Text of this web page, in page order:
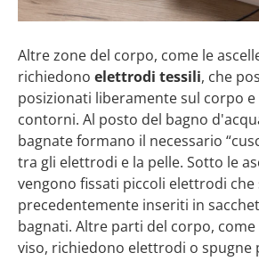
Altre zone del corpo, come le
richiedono elettrodi tessili, che
posizionati liberamente sul corpo
contorni. Al posto del bagno
bagnate formano il necessario
tra gli elettrodi e la pelle. Sotto le
vengono fissati piccoli elettrodi che
precedentemente inseriti in
bagnati. Altre parti del corpo,
viso, richiedono elettrodi o spugne